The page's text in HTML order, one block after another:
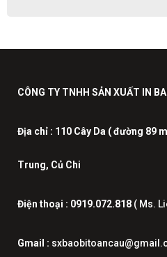
CÔNG TY TNHH SẢN XUẤT IN
Địa chỉ : 110 Cây Da ( đường 89
Trung, Củ Chi
Điện thoại : 0919.072.818 ( Ms.
Gmail :